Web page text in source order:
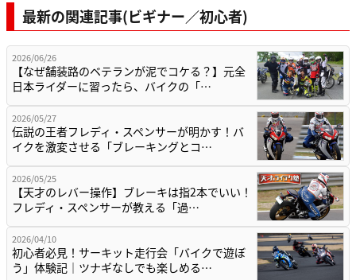
最新の関連記事(ビギナー／初心者)
2026/06/26
【なぜ舗装路のベテランが泥でコケる？】元全
日本ライダーに習ったら、バイクの「…
2026/05/27
伝説の王者フレディ・スペンサーが明かす！バ
イクを激変させる「ブレーキングとコ…
2026/05/25
【天才のレバー操作】ブレーキは指2本でいい！
フレディ・スペンサーが教える「過…
2026/04/10
初心者必見！サーキット走行会「バイクで遊ぼ
う」体験記｜ツナギなしでも楽しめる…